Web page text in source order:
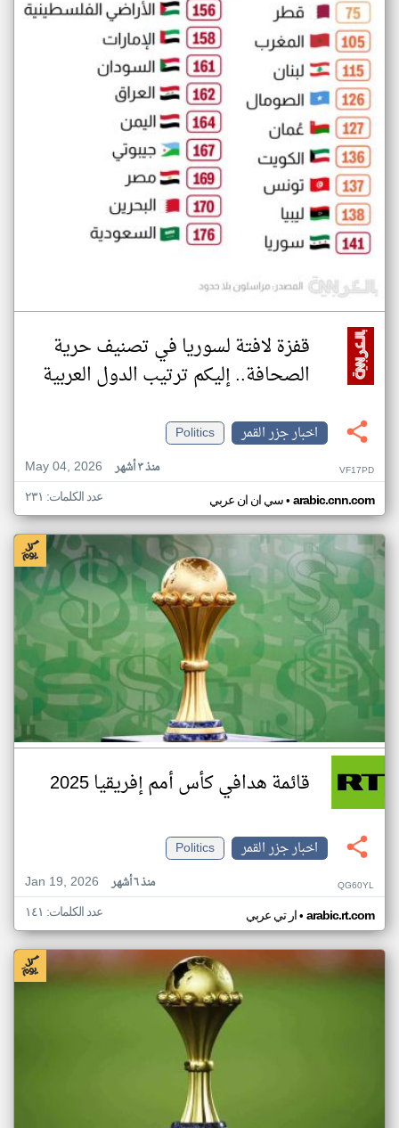
قفزة لافتة لسوريا في تصنيف حرية
الصحافة.. إليكم ترتيب الدول العربية
اخبار جزر القمر
Politics
May 04, 2026
منذ ٣ أشهر VF17PD
سي ان ان عربي• arabic.cnn.com عدد الكلمات: ٢٣١
قائمة هدافي كأس أمم إفريقيا 2025
اخبار جزر القمر
Politics
Jan 19, 2026
منذ ٦ أشهر QG60YL
ار تي عربي• arabic.rt.com عدد الكلمات: ١٤١